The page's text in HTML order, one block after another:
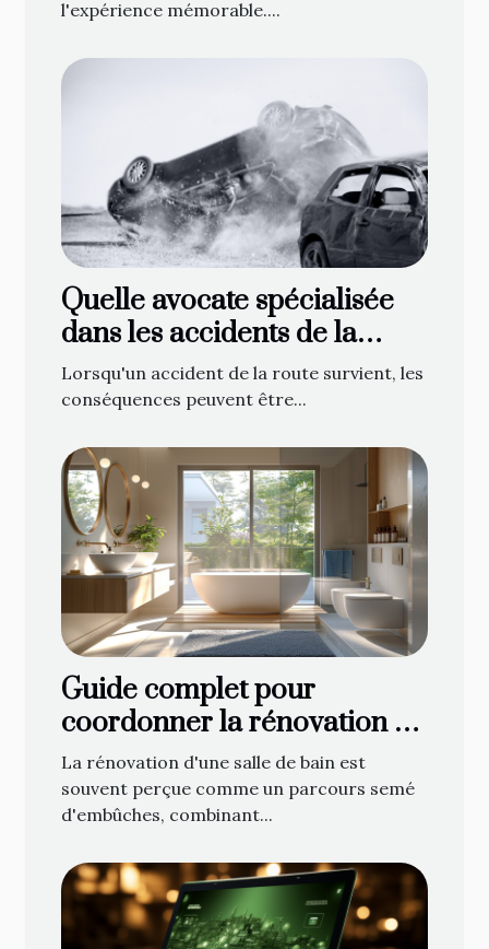
l'expérience mémorable....
Quelle avocate spécialisée
dans les accidents de la
route contacter à Gap ?
Lorsqu'un accident de la route survient, les
conséquences peuvent être...
Guide complet pour
coordonner la rénovation de
votre salle de bain : de la
planification à la décoration
La rénovation d'une salle de bain est
souvent perçue comme un parcours semé
d'embûches, combinant...